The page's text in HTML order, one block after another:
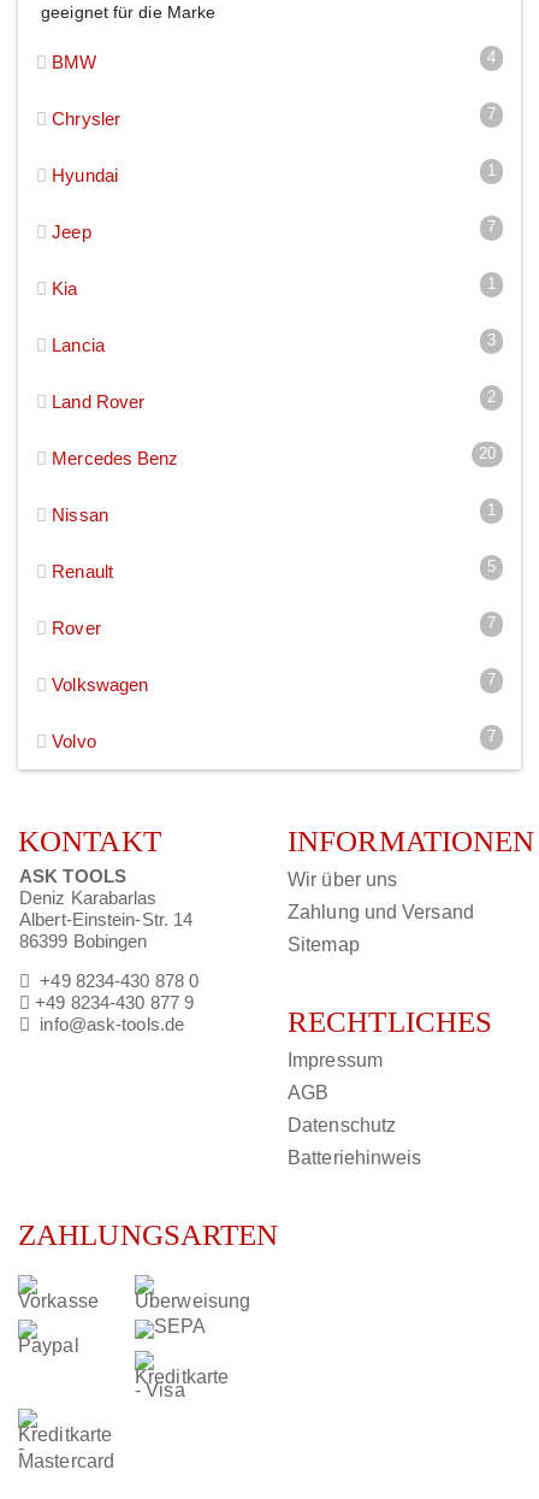
geeignet für die Marke
4
BMW
7
Chrysler
1
Hyundai
7
Jeep
1
Kia
3
Lancia
2
Land Rover
20
Mercedes Benz
1
Nissan
5
Renault
7
Rover
7
Volkswagen
7
Volvo
KONTAKT
ASK TOOLS
Deniz Karabarlas
Albert-Einstein-Str. 14
86399 Bobingen
+49 8234-430 878 0
+49 8234-430 877 9
info@ask-tools.de
INFORMATIONEN
Wir über uns
Zahlung und Versand
Sitemap
RECHTLICHES
Impressum
AGB
Datenschutz
Batteriehinweis
ZAHLUNGSARTEN